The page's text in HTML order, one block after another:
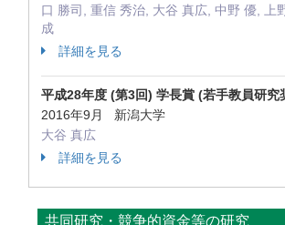
口 勝司, 重信 秀治, 大谷 真広, 中野 優, 上
成
詳細を見る
平成28年度 (第3回) 学長賞 (若手教員研究
2016年9月 新潟大学
大谷 真広
詳細を見る
共同研究・競争的資金等の研究